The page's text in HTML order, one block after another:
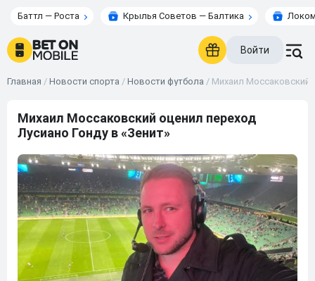
Баттл — Роста Крылья Советов — Балтика
Войти
Главная / Новости спорта / Новости футбола / Михаил Моссаковский
Михаил Моссаковский оценил переход
Лусиано Гонду в «Зенит»